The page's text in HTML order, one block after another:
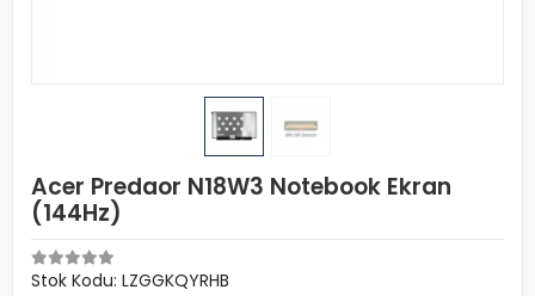
Acer Predaor N18W3 Notebook Ekran
(144Hz)
Stok Kodu: LZGGKQYRHB